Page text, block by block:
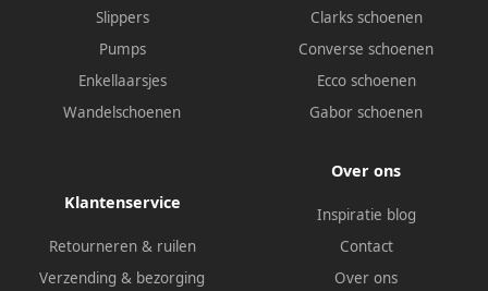
Slippers
Pumps
Enkellaarsjes
Wandelschoenen
Clarks schoenen
Converse schoenen
Ecco schoenen
Gabor schoenen
Klantenservice
Retourneren & ruilen
Verzending & bezorging
Over ons
Inspiratie blog
Contact
Over ons